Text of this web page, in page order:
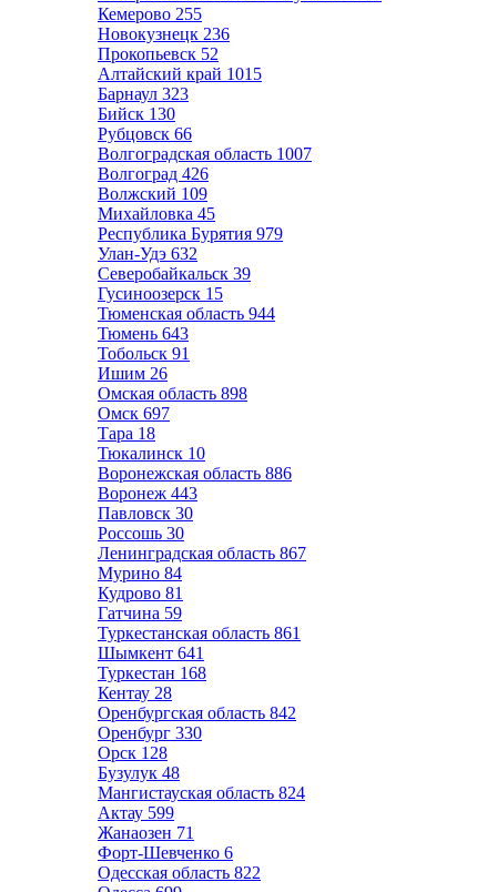
Кемерово 255
Новокузнецк 236
Прокопьевск 52
Алтайский край 1015
Барнаул 323
Бийск 130
Рубцовск 66
Волгоградская область 1007
Волгоград 426
Волжский 109
Михайловка 45
Республика Бурятия 979
Улан-Удэ 632
Северобайкальск 39
Гусиноозерск 15
Тюменская область 944
Тюмень 643
Тобольск 91
Ишим 26
Омская область 898
Омск 697
Тара 18
Тюкалинск 10
Воронежская область 886
Воронеж 443
Павловск 30
Россошь 30
Ленинградская область 867
Мурино 84
Кудрово 81
Гатчина 59
Туркестанская область 861
Шымкент 641
Туркестан 168
Кентау 28
Оренбургская область 842
Оренбург 330
Орск 128
Бузулук 48
Мангистауская область 824
Актау 599
Жанаозен 71
Форт-Шевченко 6
Одесская область 822